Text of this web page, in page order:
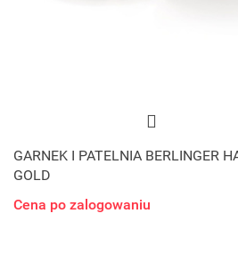
GARNEK I PATELNIA BERLINGER
GOLD
Cena po zalogowaniu